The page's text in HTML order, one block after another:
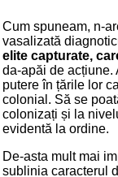
Cum spuneam, n-
vasalizată
elite capturate,
da-apăi de acțiune.
putere în țările lor
colonial. Să se
colonizați și la
evidentă la ordine.
De-asta mult mai
sublinia caracterul